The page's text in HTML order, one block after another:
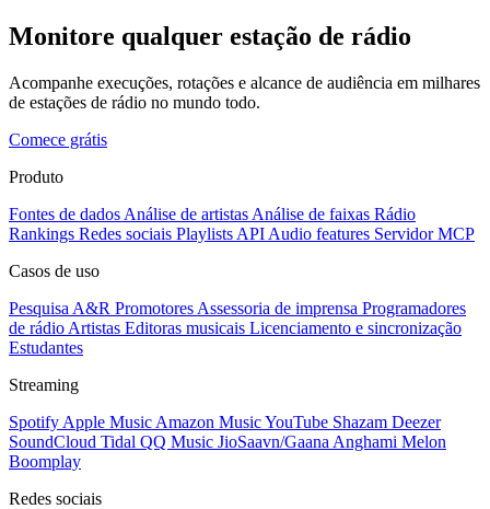
Monitore qualquer estação de rádio
Acompanhe execuções, rotações e alcance de audiência em milhares
de estações de rádio no mundo todo.
Comece grátis
Produto
Fontes de dados Análise de artistas Análise de faixas Rádio
Rankings Redes sociais Playlists API Audio features Servidor MCP
Casos de uso
Pesquisa A&R Promotores Assessoria de imprensa Programadores
de rádio Artistas Editoras musicais Licenciamento e sincronização
Estudantes
Streaming
Spotify Apple Music Amazon MusicYouTube Shazam Deezer
SoundCloud Tidal QQ Music JioSaavn/Gaana Anghami Melon
Boomplay
Redes sociais